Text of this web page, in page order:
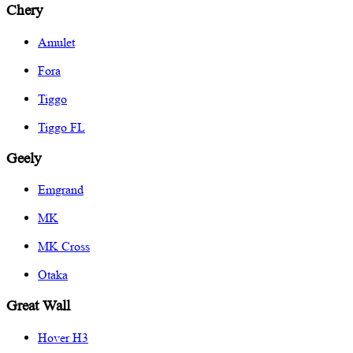
Chery
Amulet
Fora
Tiggo
Tiggo FL
Geely
Emgrand
MK
MK Cross
Otaka
Great Wall
Hover H3